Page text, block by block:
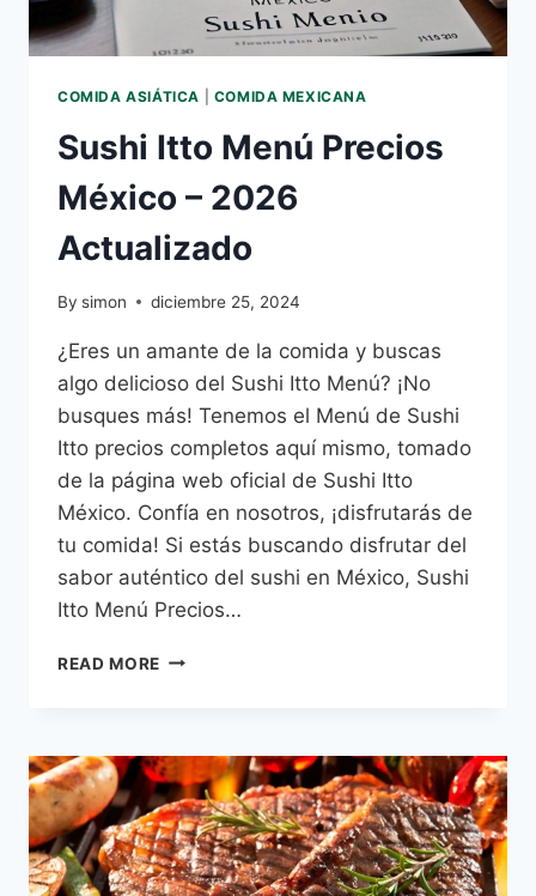
COMIDA ASIÁTICA COMIDA MEXICANA
Sushi Itto Menú Precios
México – 2026
Actualizado
By simon diciembre 25, 2024
¿Eres un amante de la comida y buscas
algo delicioso del Sushi Itto Menú? ¡No
busques más! Tenemos el Menú de Sushi
Itto precios completos aquí mismo, tomado
de la página web oficial de Sushi Itto
México. Confía en nosotros, ¡disfrutarás de
tu comida! Si estás buscando disfrutar del
sabor auténtico del sushi en México, Sushi
Itto Menú Precios…
READ MORE SUSHI
MÉXICO
–
2026
ACTUALIZADO